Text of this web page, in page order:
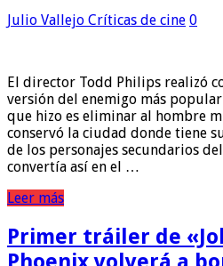
Julio Vallejo Críticas de cine 0
El director Todd Philips realizó
versión del enemigo más
que hizo es eliminar al hombre
conservó la ciudad donde tiene
de los personajes secundarios
convertía así en el …
Leer más
Primer tráiler de